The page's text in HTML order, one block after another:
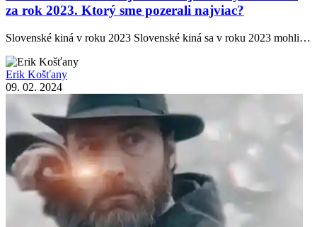
za rok 2023. Ktorý sme pozerali najviac?
Slovenské kiná v roku 2023 Slovenské kiná sa v roku 2023 mohli…
Erik Košťany
09. 02. 2024